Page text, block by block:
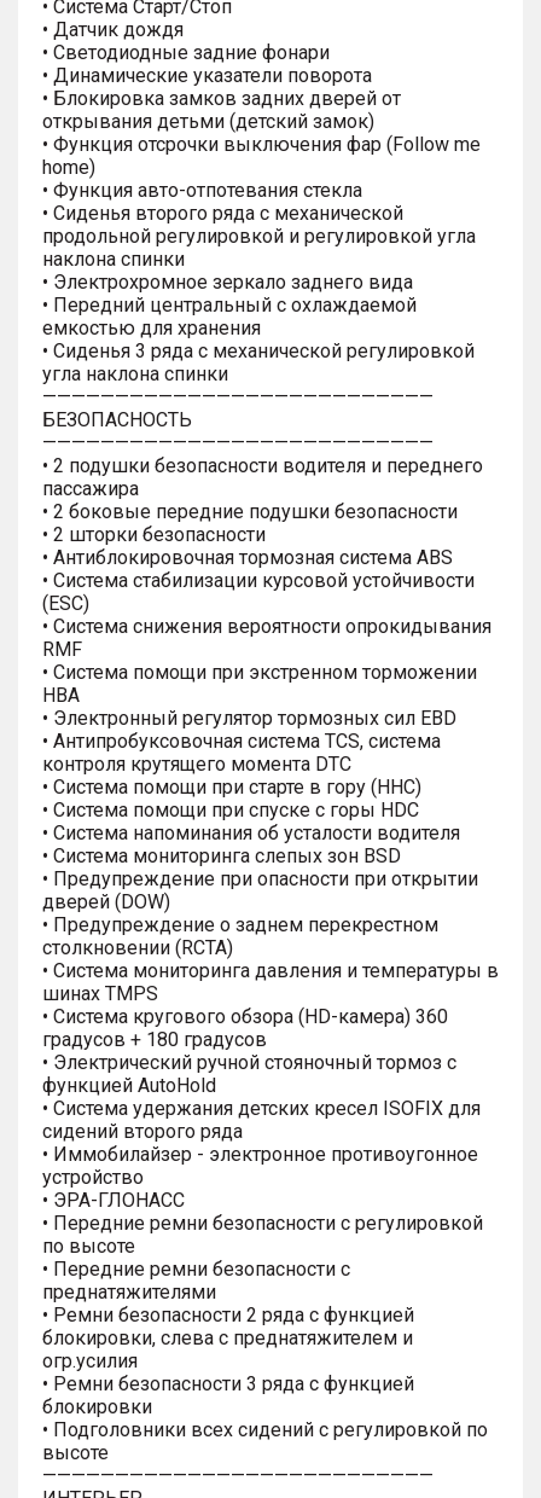
• Система Старт/Стоп
• Датчик дождя
• Светодиодные задние фонари
• Динамические указатели поворота
• Блокировка замков задних дверей от
открывания детьми (детский замок)
• Функция отсрочки выключения фар (Follow me
home)
• Функция авто-отпотевания стекла
• Сиденья второго ряда с механической
продольной регулировкой и регулировкой угла
наклона спинки
• Электрохромное зеркало заднего вида
• Передний центральный с охлаждаемой
емкостью для хранения
• Сиденья 3 ряда с механической регулировкой
угла наклона спинки
———————————————————————————
БЕЗОПАСНОСТЬ
———————————————————————————
• 2 подушки безопасности водителя и переднего
пассажира
• 2 боковые передние подушки безопасности
• 2 шторки безопасности
• Антиблокировочная тормозная система ABS
• Система стабилизации курсовой устойчивости
(ESC)
• Система снижения вероятности опрокидывания
RMF
• Система помощи при экстренном торможении
HBA
• Электронный регулятор тормозных сил EBD
• Антипробуксовочная система TCS, система
контроля крутящего момента DTC
• Система помощи при старте в гору (HHC)
• Система помощи при спуске с горы HDC
• Система напоминания об усталости водителя
• Система мониторинга слепых зон BSD
• Предупреждение при опасности при открытии
дверей (DOW)
• Предупреждение о заднем перекрестном
столкновении (RCTA)
• Система мониторинга давления и температуры в
шинах TMPS
• Система кругового обзора (HD-камера) 360
градусов + 180 градусов
• Электрический ручной стояночный тормоз с
функцией AutoHold
• Система удержания детских кресел ISOFIX для
сидений второго ряда
• Иммобилайзер - электронное противоугонное
устройство
• ЭРА-ГЛОНАСС
• Передние ремни безопасности с регулировкой
по высоте
• Передние ремни безопасности с
преднатяжителями
• Ремни безопасности 2 ряда с функцией
блокировки, слева с преднатяжителем и
огр.усилия
• Ремни безопасности 3 ряда с функцией
блокировки
• Подголовники всех сидений с регулировкой по
высоте
———————————————————————————